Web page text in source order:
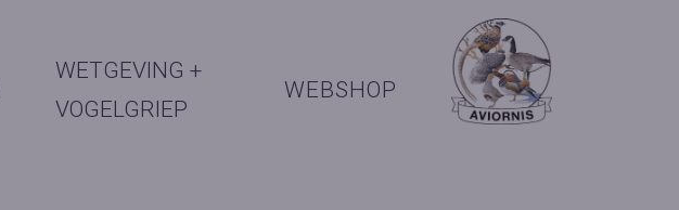
WETGEVING +
VOGELGRIEP
WEBSHOP